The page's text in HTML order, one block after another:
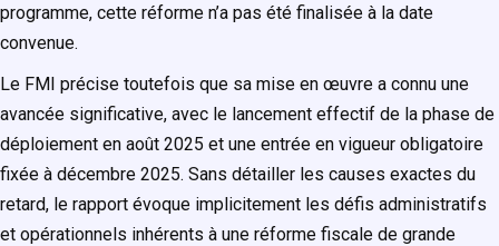
programme, cette réforme n’a pas été finalisée à la date
convenue.
Le FMI précise toutefois que sa mise en œuvre a connu une
avancée significative, avec le lancement effectif de la phase de
déploiement en août 2025 et une entrée en vigueur obligatoire
fixée à décembre 2025. Sans détailler les causes exactes du
retard, le rapport évoque implicitement les défis administratifs
et opérationnels inhérents à une réforme fiscale de grande